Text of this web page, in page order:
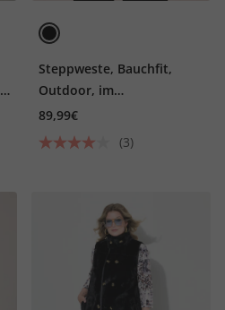
Steppweste, Bauchfit,
Outdoor, im
Verstaubeutel, bis 7 XL
89,99€
(3)